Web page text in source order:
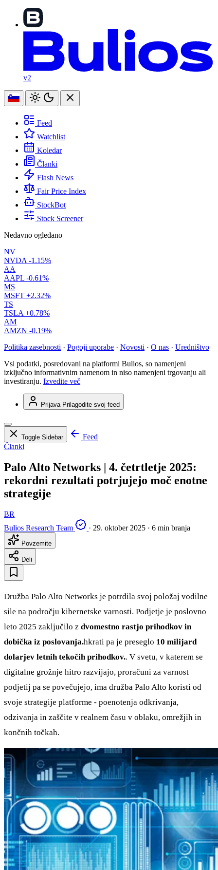
v2
Feed
Watchlist
Koledar
Članki
Flash News
Fair Price Index
StockBot
Stock Screener
Nedavno ogledano
NV
NVDA -1.15%
AA
AAPL -0.61%
MS
MSFT +2.32%
TS
TSLA +0.78%
AM
AMZN -0.19%
Politika zasebnosti · Pogoji uporabe · Novosti · O nas · Uredništvo
Vsi podatki, posredovani na platformi Bulios, so namenjeni
izključno informativnim namenom in niso namenjeni trgovanju ali
investiranju. Izvedite več
Prijava Prilagodite svoj feed
Toggle Sidebar
Feed
Članki
Palo Alto Networks | 4. četrtletje 2025:
rekordni rezultati potrjujejo moč enotne
strategije
BR
Bulios Research Team
· 29. oktober 2025 · 6 min branja
Povzemite
Deli
Družba Palo Alto Networks je potrdila svoj položaj vodilne
sile na področju kibernetske varnosti. Podjetje je poslovno
leto 2025 zaključilo z dvomestno rastjo prihodkov in
dobička iz poslovanja.hkrati pa je preseglo 10 milijard
dolarjev letnih tekočih prihodkov.. V svetu, v katerem se
digitalne grožnje hitro razvijajo, proračuni za varnost
podjetij pa se povečujejo, ima družba Palo Alto koristi od
svoje strategije platforme - poenotenja odkrivanja,
odzivanja in zaščite v realnem času v oblaku, omrežjih in
končnih točkah.